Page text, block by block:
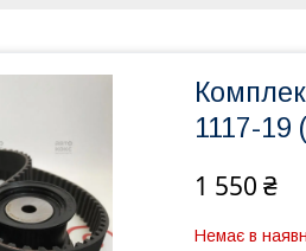
1117-19
1 550 ₴
Немає в